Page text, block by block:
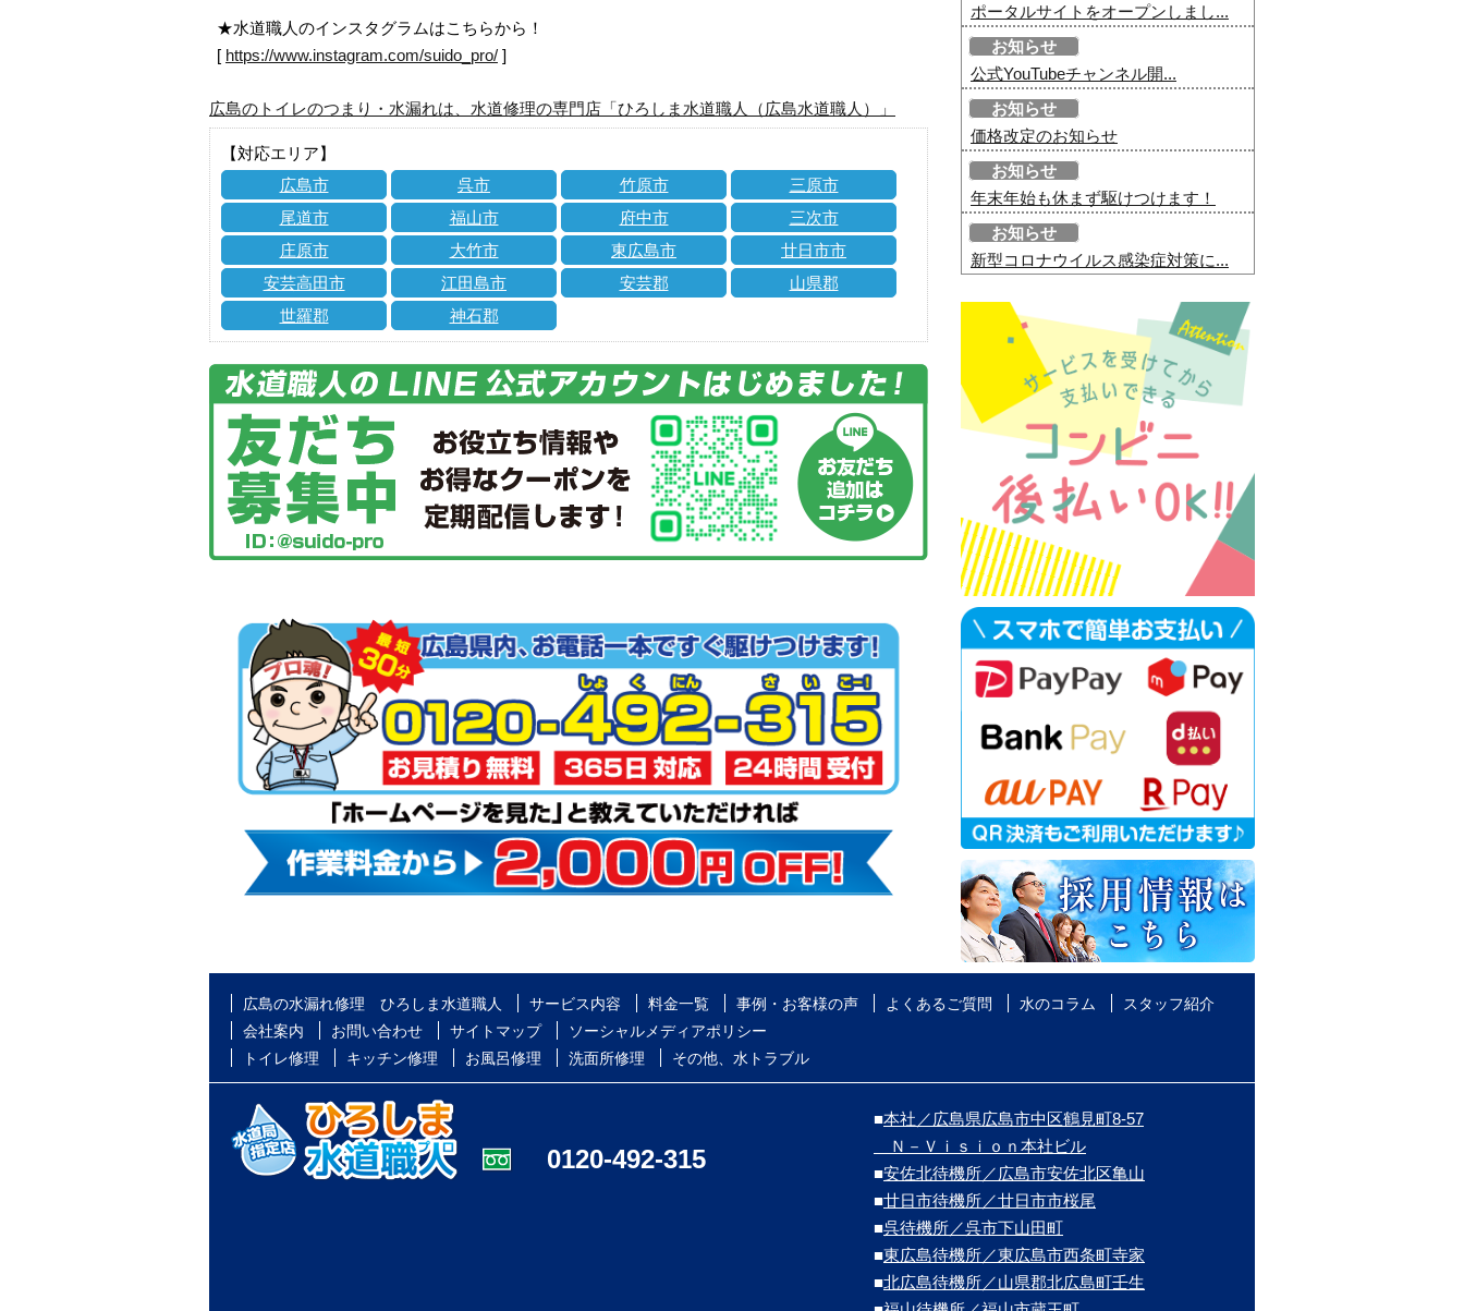
★水道職人のインスタグラムはこちらから！
[ https://www.instagram.com/suido_pro/ ]
広島のトイレのつまり・水漏れは、水道修理の専門店「ひろしま水道職人（広島水道職人）」
【対応エリア】
広島市
呉市 竹原市
三原市
尾道市
福山市 府中市
三次市
庄原市
大竹市 東広島市
廿日市市
安芸高田市
江田島市 安芸郡
山県郡
世羅郡
神石郡
ポータルサイトをオープンしまし...
お知らせ
公式YouTubeチャンネル開...
お知らせ
価格改定のお知らせ
お知らせ
年末年始も休まず駆けつけます！
お知らせ
新型コロナウイルス感染症対策に...
広島の水漏れ修理 ひろしま水道職人 サービス内容 料金一覧 事例・お客様の声 よくあるご質問 水のコラム
スタッフ紹介
会社案内
お問い合わせ サイトマップ
ソーシャルメディアポリシー
トイレ修理
キッチン修理 お風呂修理 洗面所修理 その他、水トラブル
0120-492-315
■本社／広島県広島市中区鶴見町8-57
Ｎ－Ｖｉｓｉｏｎ本社ビル
■安佐北待機所／広島市安佐北区亀山
■廿日市待機所／廿日市市桜尾
■呉待機所／呉市下山田町
■東広島待機所／東広島市西条町寺家
■北広島待機所／山県郡北広島町壬生